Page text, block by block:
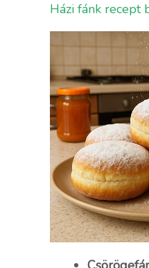
Házi fánk recept